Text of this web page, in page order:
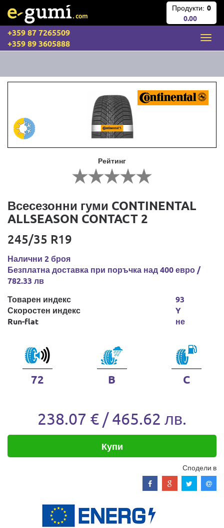
Продукти: 0
0.00
+359 87 7265509
+359 89 3605888
Рейтинг
Всесезонни гуми CONTINENTAL
ALLSEASON CONTACT 2
245/35 R19
Налични 2 броя
Безплатна доставка при поръчка над 400 евро /
782.33 лв
Товарен индекс
Скоростен индекс
Run-flat
93
Y
не
72 B C
238.07 € / 465.62 лв.
Купи
Сподели в